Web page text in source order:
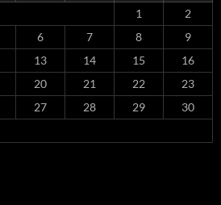
1
2
6 7 8
9
13 14 15
16
20 21 22
23
27 28 29
30